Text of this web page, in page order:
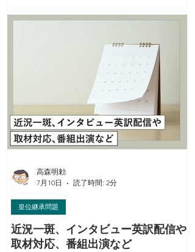
12月に岸田首相に提出する皇族数を確保する方策案に
よると、『21年からの議論で突如、男系維持の主張に
偏った養子案が有力な方策となり、陛下は違和感を覚
えられた』という」 「元参与が語る。『上皇さまは、
常に国民に寄り添い、相互に理解しあう関係があって
こそ、象徴天皇の地位に立てるという信念をお持ちだ
った。戦後80年近く一般国民だったのに、男系男子の
血筋を理由に旧宮家出身者を皇族にする養子制度は、
敗戦や大震災の苦難を国民と共に乗り越えてきた天皇
家の歩みを否定するものだ』」 「小泉政権下の有識者
会議が『女性·女系天皇』を容認した2005年。ある宮内
する方策に理解を示した上で『慎重に進めてほしい』
と望まれた。性別
近況一斑、インタビュー英訳配信や
取材対応、番組出演など
皇位継承問題
高森明勅
7月10日
読了時間: 2分